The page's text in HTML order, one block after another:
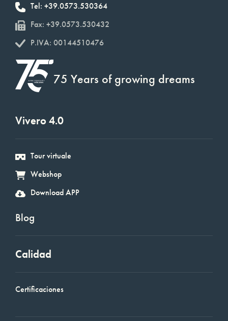
Tel: +39.0573.530364
Fax: +39.0573.530432
P.IVA: 00144510476
75 Years of growing dreams
Vivero 4.0
Tour virtuale
Webshop
Download APP
Blog
Calidad
Certificaciones